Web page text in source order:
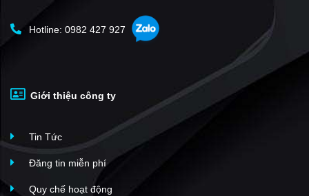
Phú Sơn
Vincom Thanh Hóa
Louis Apartment Tower
Khu dân cư Đông Tân
Vlasta Sầm Sơn
Hotline: 0982 427 927
Giới thiệu công ty
Tin Tức
Đăng tin miễn phí
Quy chế hoạt động